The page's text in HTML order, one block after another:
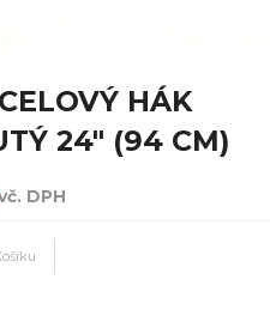
HÁK
24" (94 CM)
DPH